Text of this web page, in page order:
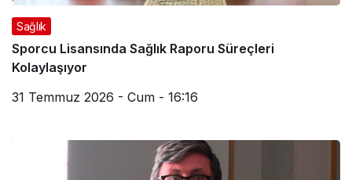
Sağlık
Sporcu Lisansında Sağlık Raporu Süreçleri
Kolaylaşıyor
31 Temmuz 2026 - Cum - 16:16